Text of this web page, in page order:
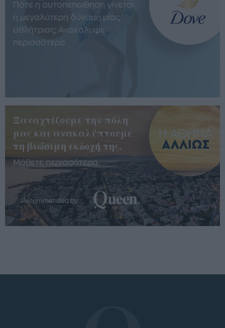
Πότε η αυτοπεποίθηση γίνεται
η μεγαλύτερη δύναμη μίας
αθλήτριας; Ανακάλυψε
περισσότερα
Ξαναχτίζουμε την πόλη
μας και ανακαλύπτουμε
τη βιώσιμη εκδοχή της.
Μάθετε περισσότερα
Recommended by